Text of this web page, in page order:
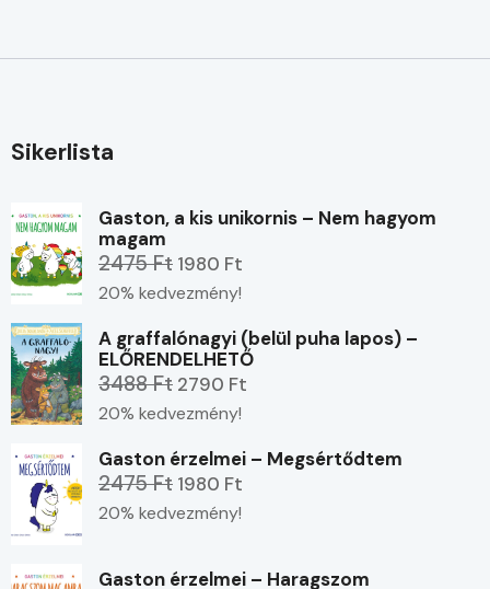
Sikerlista
Gaston, a kis unikornis – Nem hagyom
magam
2475 Ft 1980 Ft
20% kedvezmény!
A graffalónagyi (belül puha lapos) –
ELŐRENDELHETŐ
3488 Ft 2790 Ft
20% kedvezmény!
Gaston érzelmei – Megsértődtem
2475 Ft 1980 Ft
20% kedvezmény!
Gaston érzelmei – Haragszom